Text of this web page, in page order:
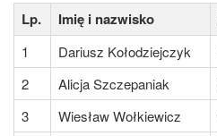
Lp. Imię i nazwisko
1 Dariusz Kołodziejczyk
2
Alicja Szczepaniak
3
Wiesław Wołkiewicz